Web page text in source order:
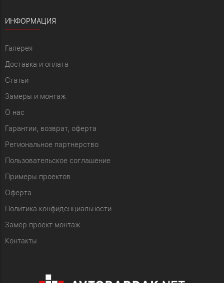
ИНФОРМАЦИЯ
Галерея
Доставка и оплата
Статьи
Замеры и монтаж
О нас
Гарантии, возврат, оферта
Региональное партнерство
Пользовательское соглашение
Примеры проектов
Оферта
Политика конфиденциальности
Замер проект монтаж
Контакты